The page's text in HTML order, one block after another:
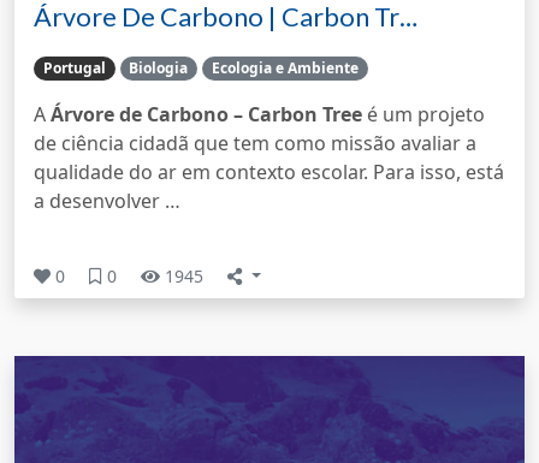
Árvore De Carbono | Carbon Tr…
Portugal Biologia Ecologia e Ambiente
AÁrvore de Carbono – Carbon Tree é um projeto
de ciência cidadã que tem como missão avaliar a
qualidade do ar em contexto escolar. Para isso, está
a desenvolver …
0 0 1945